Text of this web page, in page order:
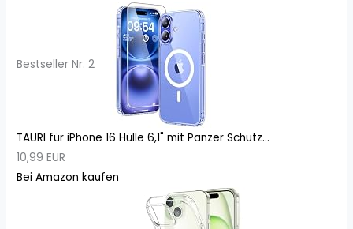
Bestseller Nr. 2
TAURI für iPhone 16 Hülle 6,1" mit Panzer Schutz...
10,99 EUR
Bei Amazon kaufen